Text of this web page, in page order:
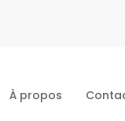
À propos